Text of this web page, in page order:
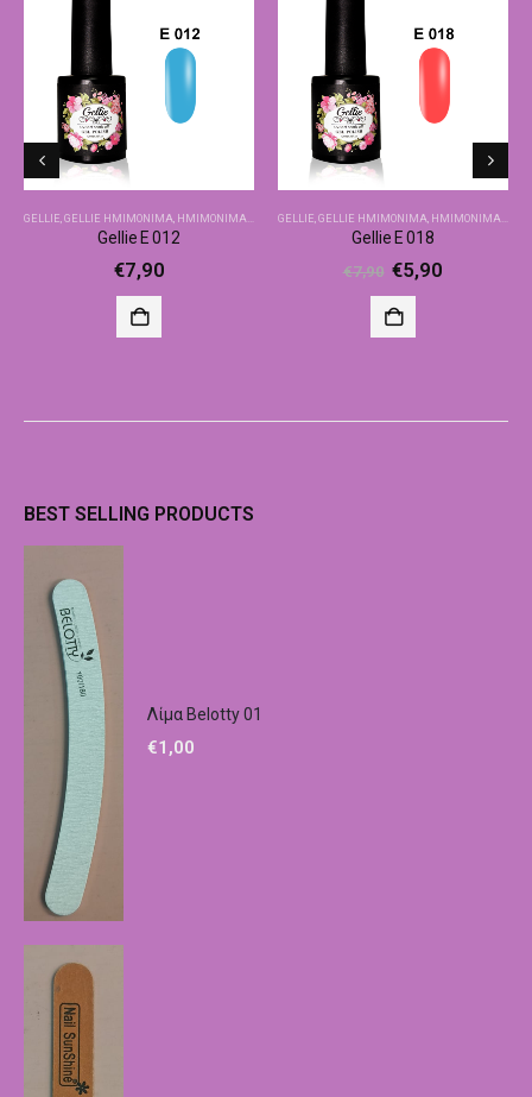
GELLIE GELLIE ΗΜΙΜΌΝΙΜΑ ΗΜΙΜΌΝΙΜΑ-ΒΑΣΙΚΆ ΧΡΏΜΑΤΑ
Gellie E 012
€7,90
GELLIE GELLIE ΗΜΙΜΌΝΙΜΑ ΗΜΙΜΌΝΙΜΑ-ΒΑΣΙΚΆ ΧΡΏΜΑΤΑ
Gellie E 018
€7,90 €5,90
BEST SELLING PRODUCTS
Λίμα Belotty 01
€1,00